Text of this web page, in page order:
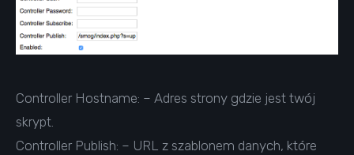
Controller Hostname: – Adres strony gdzie jest twój
skrypt.
Controller Publish: – URL z szablonem danych, które